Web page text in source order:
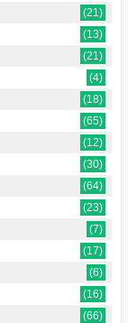
(21)
(13)
(21)
(4)
(18)
(65)
(12)
(30)
(64)
(23)
(7)
(17)
(6)
(16)
(66)